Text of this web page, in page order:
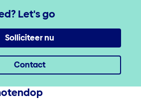
Let's go
Solliciteer nu
Contact